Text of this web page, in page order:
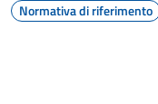
Normativa di riferimento